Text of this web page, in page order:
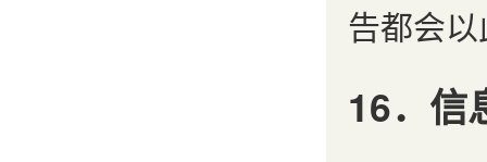
告都会
16．信